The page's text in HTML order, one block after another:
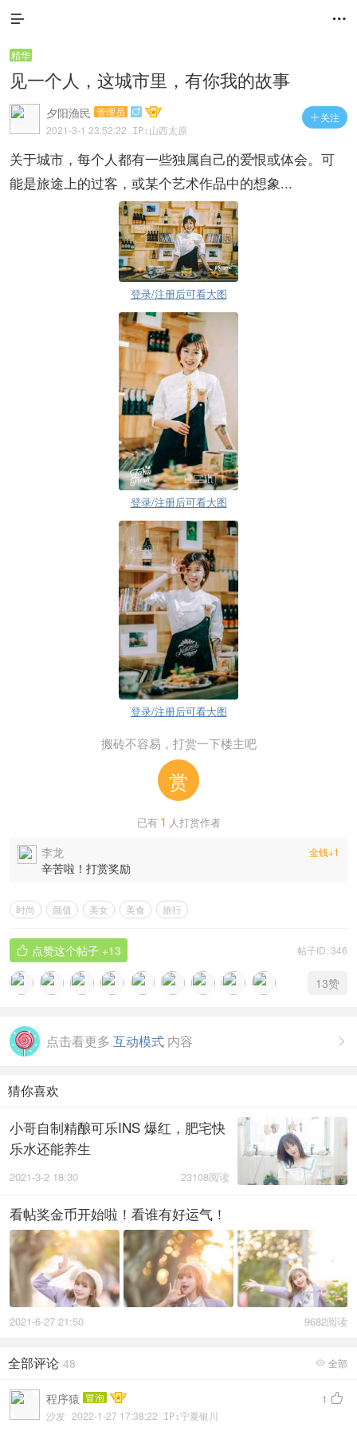
 
精华
见一个人，这城市里，有你我的故事
 关注
夕阳渔民 管理员 
2021-3-1 23:52:22 IP:山西太原
关于城市，每个人都有一些独属自己的爱恨或体会。可
能是旅途上的过客，或某个艺术作品中的想象...
登录/注册后可看大图
登录/注册后可看大图
登录/注册后可看大图
搬砖不容易，打赏一下楼主吧
赏
已有 1 人打赏作者
金钱+1
李龙
辛苦啦！打赏奖励
时尚 颜值 美女 美食 旅行
帖子ID: 346
 点赞这个帖子 +13
13赞

点击看更多 互动模式 内容
猜你喜欢
小哥自制精酿可乐INS 爆红，肥宅快
乐水还能养生
23108阅读
2021-3-2 18:30
看帖奖金币开始啦！看谁有好运气！
9682阅读
2021-6-27 21:50
 全部
全部评论 48
1 
程序猿 冒泡
沙发 2022-1-27 17:38:22 IP:宁夏银川